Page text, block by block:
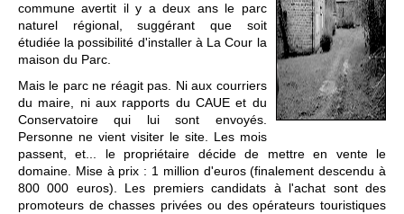
commune avertit il y a deux ans le parc
naturel régional, suggérant que soit
étudiée la possibilité d'installer à La Cour la
maison du Parc.
Mais le parc ne réagit pas. Ni aux courriers
du maire, ni aux rapports du CAUE et du
Conservatoire qui lui sont envoyés.
Personne ne vient visiter le site. Les mois
passent, et... le propriétaire décide de mettre en vente le
domaine. Mise à prix : 1 million d'euros (finalement descendu à
800 000 euros). Les premiers candidats à l'achat sont des
promoteurs de chasses privées ou des opérateurs touristiques